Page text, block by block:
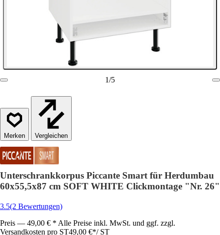
1/5
Vergleichen
Unterschrankkorpus Piccante Smart für Herdumbau
60x55,5x87 cm SOFT WHITE Clickmontage "Nr. 26"
3.5(2 Bewertungen)
Preis — 49,00 € * Alle Preise inkl. MwSt. und ggf. zzgl.
Versandkosten pro ST49,00 €*/ ST